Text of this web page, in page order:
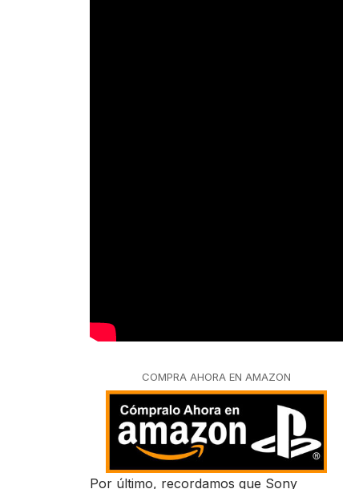
COMPRA AHORA EN AMAZON
Por último, recordamos que Sony